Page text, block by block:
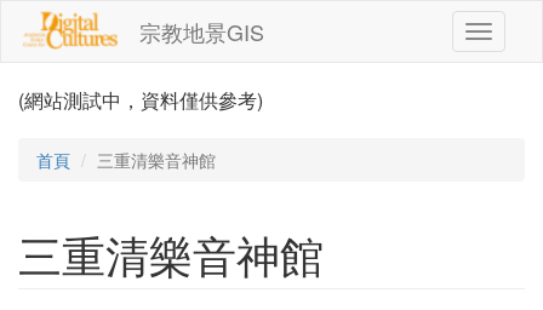
移至主內容
宗教地景GIS
Toggle
(網站測試中，資料僅供參考)
首頁 三重清樂音神館
三重清樂音神館